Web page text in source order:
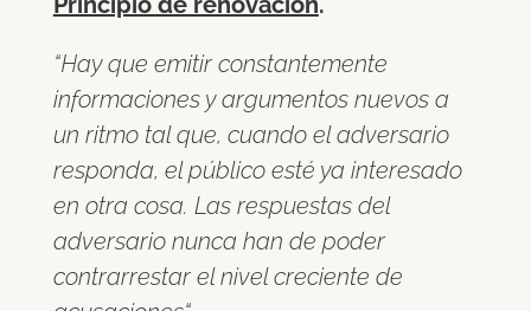
“Hay que emitir constantemente
informaciones y argumentos nuevos a
un ritmo tal que, cuando el adversario
responda, el público esté ya interesado
en otra cosa. Las respuestas del
adversario nunca han de poder
contrarrestar el nivel creciente de